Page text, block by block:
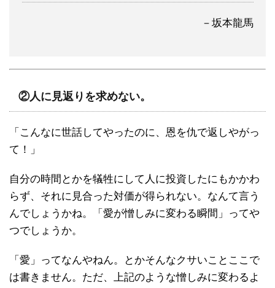
－坂本龍馬
②人に見返りを求めない。
「こんなに世話してやったのに、恩を仇で返しやがっ
て！」
自分の時間とかを犠牲にして人に投資したにもかかわ
らず、それに見合った対価が得られない。なんて言う
んでしょうかね。「愛が憎しみに変わる瞬間」ってや
つでしょうか。
「愛」ってなんやねん。とかそんなクサいことここで
は書きません。ただ、上記のような憎しみに変わるよ